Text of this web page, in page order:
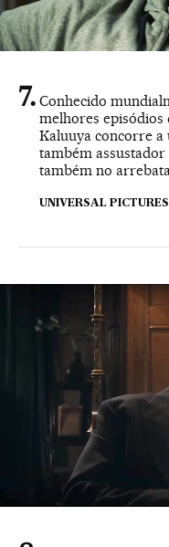
Conhecido
melhores
Kaluuya concorre a
também
também no
UNIVERSAL PICTURES